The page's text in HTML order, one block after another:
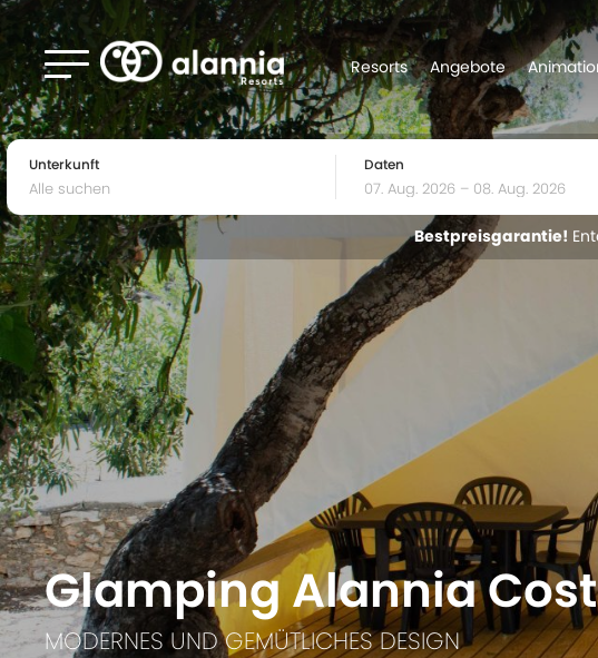
Glamping Alannia
MODERNES UND GEMÜTLICHES DESIGN
Resorts Angebote
Unterkunft Daten
Bestpreisgarantie!